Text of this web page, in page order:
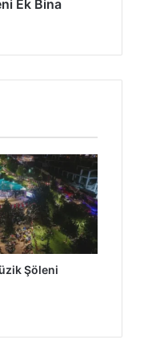
Ek Bina
Şöleni